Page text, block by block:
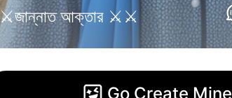
আক্তার ⚔️⚔️
Go Create Mine